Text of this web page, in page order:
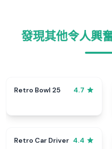
發現其他令人興
Retro Bowl 25 4.7
Retro Car Driver 4.4